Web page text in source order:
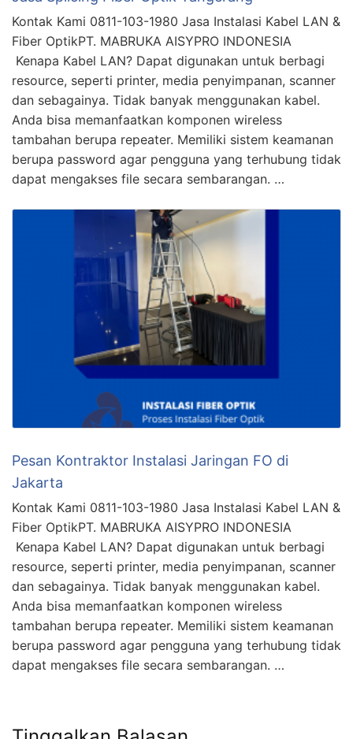
Kontak Kami 0811-103-1980 Jasa Instalasi Kabel LAN &
Fiber OptikPT. MABRUKA AISYPRO INDONESIA
Kenapa Kabel LAN? Dapat digunakan untuk berbagi
resource, seperti printer, media penyimpanan, scanner
dan sebagainya. Tidak banyak menggunakan kabel.
Anda bisa memanfaatkan komponen wireless
tambahan berupa repeater. Memiliki sistem keamanan
berupa password agar pengguna yang terhubung tidak
dapat mengakses file secara sembarangan. …
Pesan Kontraktor Instalasi Jaringan FO di
Jakarta
Kontak Kami 0811-103-1980 Jasa Instalasi Kabel LAN &
Fiber OptikPT. MABRUKA AISYPRO INDONESIA
Kenapa Kabel LAN? Dapat digunakan untuk berbagi
resource, seperti printer, media penyimpanan, scanner
dan sebagainya. Tidak banyak menggunakan kabel.
Anda bisa memanfaatkan komponen wireless
tambahan berupa repeater. Memiliki sistem keamanan
berupa password agar pengguna yang terhubung tidak
dapat mengakses file secara sembarangan. …